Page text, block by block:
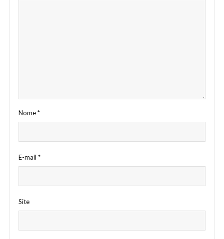
Nome*
E-mail *
Site